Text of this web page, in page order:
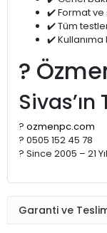
✔️ Format ve
✔️ Tüm
✔️ Kullanıma
?
? ozmenpc.com
? 0505 152 45 78
? Since 2005 – 21
Garanti ve